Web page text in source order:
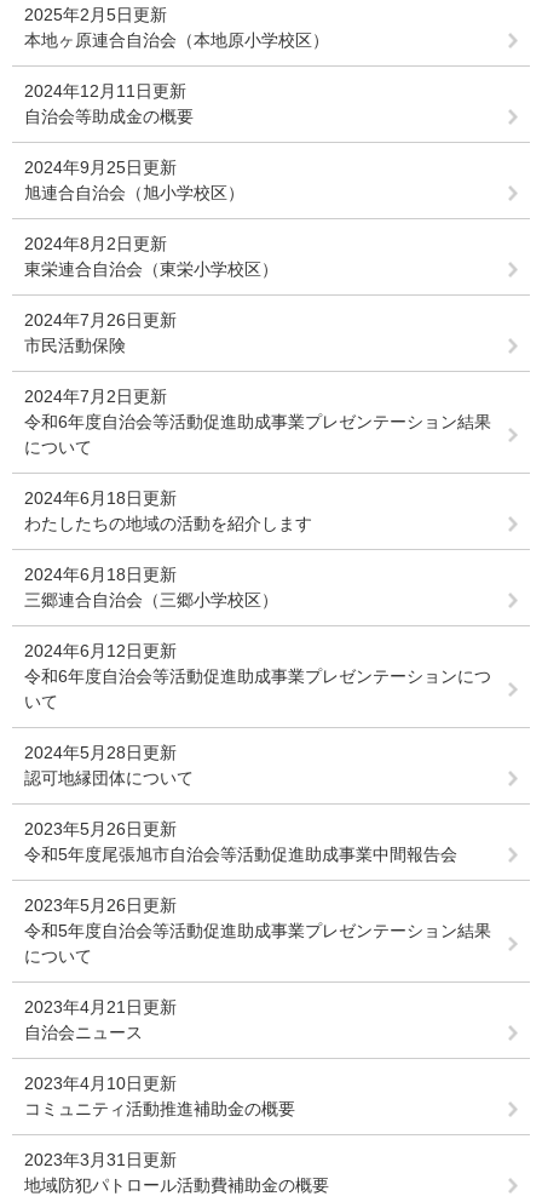
2025年2月5日更新
本地ヶ原連合自治会（本地原小学校区）
2024年12月11日更新
自治会等助成金の概要
2024年9月25日更新
旭連合自治会（旭小学校区）
2024年8月2日更新
東栄連合自治会（東栄小学校区）
2024年7月26日更新
市民活動保険
2024年7月2日更新
令和6年度自治会等活動促進助成事業プレゼンテーション結果
について
2024年6月18日更新
わたしたちの地域の活動を紹介します
2024年6月18日更新
三郷連合自治会（三郷小学校区）
2024年6月12日更新
令和6年度自治会等活動促進助成事業プレゼンテーションにつ
いて
2024年5月28日更新
認可地縁団体について
2023年5月26日更新
令和5年度尾張旭市自治会等活動促進助成事業中間報告会
2023年5月26日更新
令和5年度自治会等活動促進助成事業プレゼンテーション結果
について
2023年4月21日更新
自治会ニュース
2023年4月10日更新
コミュニティ活動推進補助金の概要
2023年3月31日更新
地域防犯パトロール活動費補助金の概要